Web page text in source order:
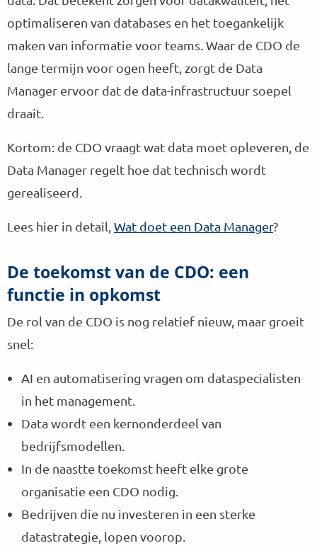
optimaliseren van databases en het toegankelijk
maken van informatie voor teams. Waar de CDO de
lange termijn voor ogen heeft, zorgt de Data
Manager ervoor dat de data-infrastructuur soepel
draait.
Kortom: de CDO vraagt wat data moet opleveren, de
Data Manager regelt hoe dat technisch wordt
gerealiseerd.
Lees hier in detail, Wat doet een Data Manager?
De toekomst van de CDO: een
functie in opkomst
De rol van de CDO is nog relatief nieuw, maar groeit
snel:
AI en automatisering vragen om dataspecialisten
in het management.
Data wordt een kernonderdeel van
bedrijfsmodellen.
In de naastte toekomst heeft elke grote
organisatie een CDO nodig.
Bedrijven die nu investeren in een sterke
datastrategie, lopen voorop.